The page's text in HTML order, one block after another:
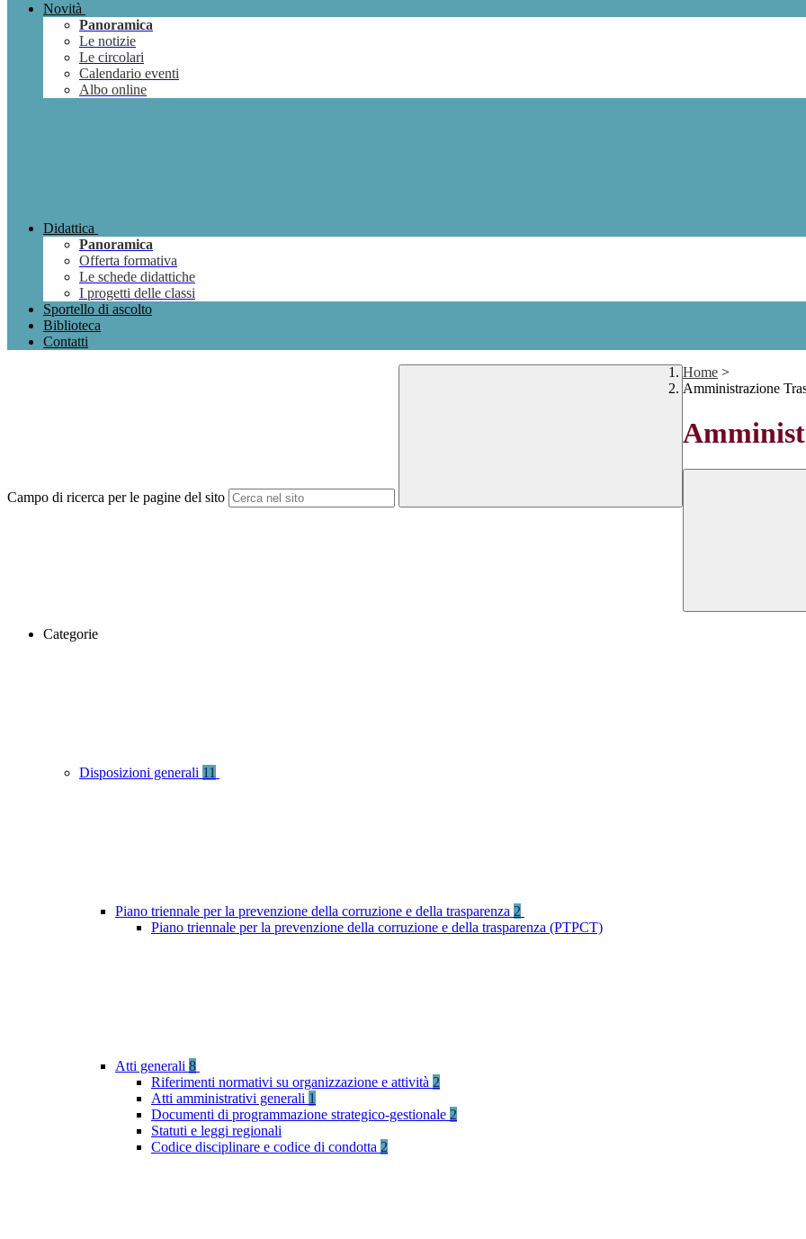
Novità
Panoramica
Le notizie
Le circolari
Calendario eventi
Albo online
Didattica
Panoramica
Offerta formativa
Le schede didattiche
I progetti delle classi
Sportello di ascolto
Biblioteca
Contatti
Campo di ricerca per le pagine del sito
Home >
Amministrazione
Categorie
Disposizioni generali 11
Piano triennale per la prevenzione della corruzione e della trasparenza 2
Piano triennale per la prevenzione della corruzione e della trasparenza (PTPCT)
Atti generali 8
Riferimenti normativi su organizzazione e attività 2
Atti amministrativi generali 1
Documenti di programmazione strategico-gestionale 2
Statuti e leggi regionali
Codice disciplinare e codice di condotta 2